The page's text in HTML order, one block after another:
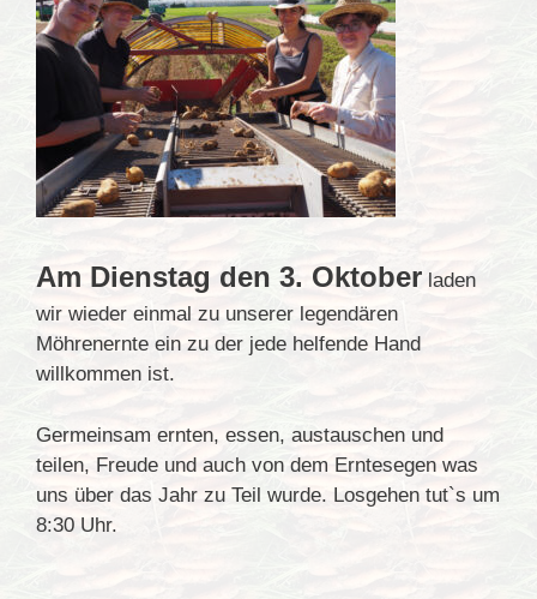
Am Dienstag den 3. Oktober laden
wir wieder einmal zu unserer legendären
Möhrenernte ein zu der jede helfende Hand
willkommen ist.
Germeinsam ernten, essen, austauschen und
teilen, Freude und auch von dem Erntesegen was
uns über das Jahr zu Teil wurde. Losgehen tut`s um
8:30 Uhr.